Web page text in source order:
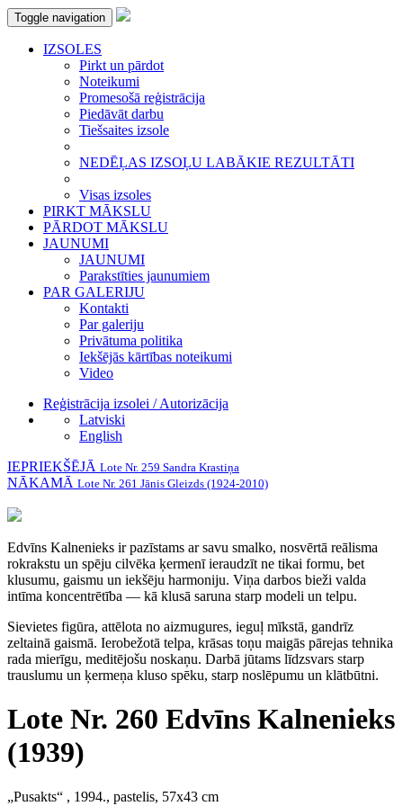
Toggle navigation
IZSOLES
Pirkt un pārdot
Noteikumi
Promesošā reģistrācija
Piedāvāt darbu
Tiešsaites izsole
NEDĒĻAS IZSOĻU LABĀKIE REZULTĀTI
Visas izsoles
PIRKT MĀKSLU
PĀRDOT MĀKSLU
JAUNUMI
JAUNUMI
Parakstīties jaunumiem
PAR GALERIJU
Kontakti
Par galeriju
Privātuma politika
Iekšējās kārtības noteikumi
Video
Reģistrācija izsolei / Autorizācija
Latviski
English
IEPRIEKŠĒJĀ Lote Nr. 259 Sandra Krastiņa
NĀKAMĀ Lote Nr. 261 Jānis Gleizds (1924-2010)
Edvīns Kalnenieks ir pazīstams ar savu smalko, nosvērtā reālisma
rokrakstu un spēju cilvēka ķermenī ieraudzīt ne tikai formu, bet
klusumu, gaismu un iekšēju harmoniju. Viņa darbos bieži valda
intīma koncentrētība — kā klusā saruna starp modeli un telpu.
Sievietes figūra, attēlota no aizmugures, ieguļ mīkstā, gandrīz
zeltainā gaismā. Ierobežotā telpa, krāsas toņu maigās pārejas tehnika
rada mierīgu, meditējošu noskaņu. Darbā jūtams līdzsvars starp
trauslumu un ķermeņa kluso spēku, starp noslēpumu un klātbūtni.
Lote Nr. 260 Edvīns Kalnenieks
(1939)
„Pusakts“ , 1994., pastelis, 57x43 cm